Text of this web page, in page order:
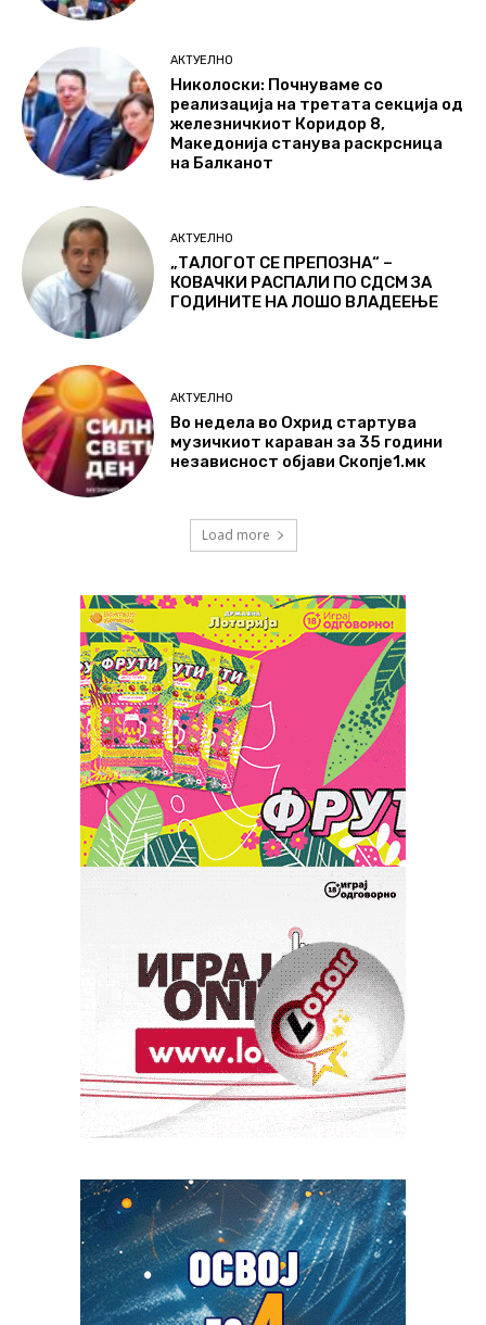
АКТУЕЛНО
Николоски: Почнуваме со
реализација на третата секција од
железничкиот Коридор 8,
Македонија станува раскрсница
на Балканот
АКТУЕЛНО
„ТАЛОГОТ СЕ ПРЕПОЗНА“ –
КОВАЧКИ РАСПАЛИ ПО СДСМ ЗА
ГОДИНИТЕ НА ЛОШО ВЛАДЕЕЊЕ
АКТУЕЛНО
Во недела во Охрид стартува
музичкиот караван за 35 години
независност објави Скопје1.мк
Load more